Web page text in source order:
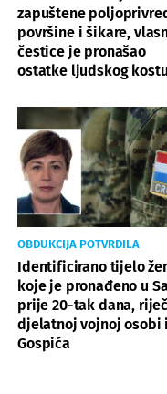
zapuštene
površine i šikare,
čestice je pronašao
ostatke ljudskog
OBDUKCIJA POTVRDILA
Identificirano tijelo
koje je pronađeno u
prije 20-tak dana,
djelatnoj vojnoj osobi
Gospića